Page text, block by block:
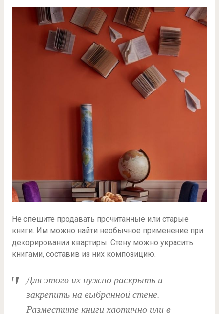
Не спешите продавать прочитанные или старые
книги. Им можно найти необычное применение при
декорировании квартиры. Стену можно украсить
книгами, составив из них композицию.
Для этого их нужно раскрыть и
закрепить на выбранной стене.
Разместите книги хаотично или в